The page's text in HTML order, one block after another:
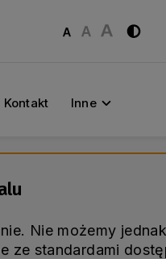
Kontakt Inne
Nie możemy
ze standardami